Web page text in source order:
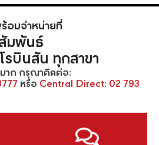
อมจำหน่ายที่
มพันธ์
รบินสัน ทุกสาขา
าก กรุณาติดต่อ:
หรือ Central Direct: 02 793